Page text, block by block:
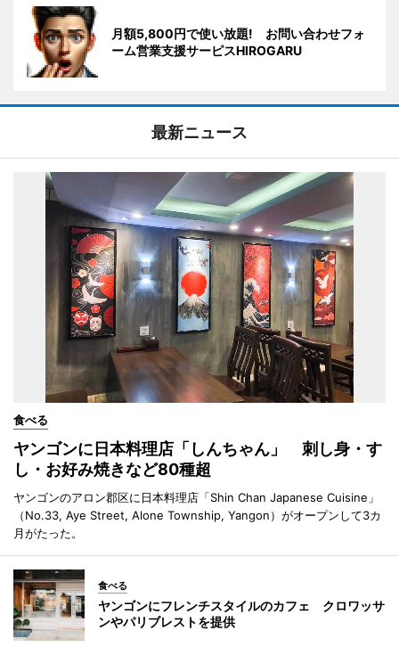
月額5,800円で使い放題! お問い合わせフォ
ーム営業支援サーピスHIROGARU
最新ニュース
食べる
ヤンゴンに日本料理店「しんちゃん」 刺し身・す
し・お好み焼きなど80種超
ヤンゴンのアロン郡区に日本料理店「Shin Chan Japanese Cuisine」
（No.33, Aye Street, Alone Township, Yangon）がオープンして3カ
月がたった。
食べる
ヤンゴンにフレンチスタイルのカフェ クロワッサ
ンやパリブレストを提供